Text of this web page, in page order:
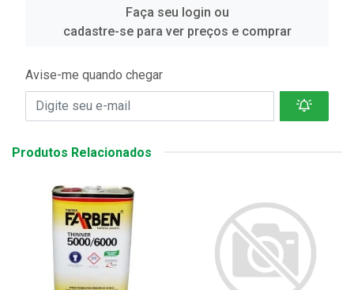
Faça seu login ou
cadastre-se para ver preços e comprar
Avise-me quando chegar
Produtos Relacionados